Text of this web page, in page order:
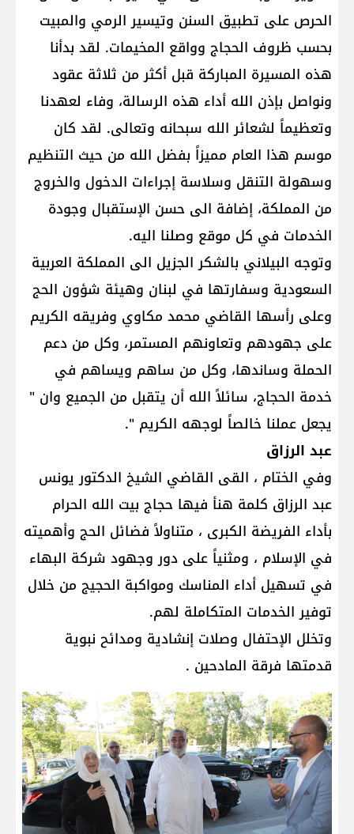
الحرص على تطبيق السنن وتيسير الرمي والمبيت
بحسب ظروف الحجاج وواقع المخيمات. لقد بدأنا
هذه المسيرة المباركة قبل أكثر من ثلاثة عقود
ونواصل بإذن الله أداء هذه الرسالة، وفاء لعهدنا
وتعظيماً لشعائر الله سبحانه وتعالى. لقد كان
موسم هذا العام مميزاً بفضل الله من حيث التنظيم
وسهولة التنقل وسلاسة إجراءات الدخول والخروج
من المملكة، إضافة الى حسن الإستقبال وجودة
الخدمات في كل موقع وصلنا اليه.
وتوجه البيلاني بالشكر الجزيل الى المملكة العربية
السعودية وسفارتها في لبنان وهيئة شؤون الحج
وعلى رأسها القاضي محمد مكاوي وفريقه الكريم
على جهودهم وتعاونهم المستمر، وكل من دعم
الحملة وساندها، وكل من ساهم ويساهم في
خدمة الحجاج، سائلاً الله أن يتقبل من الجميع وان "
يجعل عملنا خالصاً لوجهه الكريم ".
عبد الرزاق
وفي الختام ، القى القاضي الشيخ الدكتور يونس
عبد الرزاق كلمة هنأ فيها حجاج بيت الله الحرام
بأداء الفريضة الكبرى ، متناولاً فضائل الحج وأهميته
في الإسلام ، ومثنياً على دور وجهود شركة البهاء
في تسهيل أداء المناسك ومواكبة الحجيج من خلال
توفير الخدمات المتكاملة لهم.
وتخلل الإحتفال وصلات إنشادية ومدائح نبوية
قدمتها فرقة المادحين .